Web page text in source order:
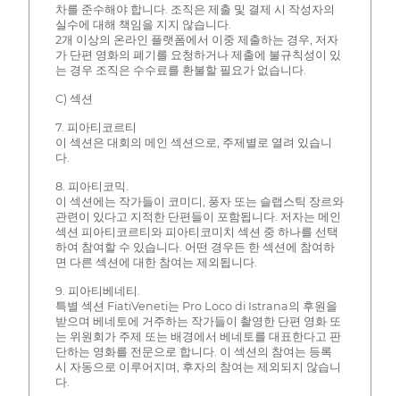
차를 준수해야 합니다. 조직은 제출 및 결제 시 작성자의
실수에 대해 책임을 지지 않습니다.
2개 이상의 온라인 플랫폼에서 이중 제출하는 경우, 저자
가 단편 영화의 폐기를 요청하거나 제출에 불규칙성이 있
는 경우 조직은 수수료를 환불할 필요가 없습니다.
C) 섹션
7. 피아티코르티
이 섹션은 대회의 메인 섹션으로, 주제별로 열려 있습니
다.
8. 피아티코믹.
이 섹션에는 작가들이 코미디, 풍자 또는 슬랩스틱 장르와
관련이 있다고 지적한 단편들이 포함됩니다. 저자는 메인
섹션 피아티코르티와 피아티코미치 섹션 중 하나를 선택
하여 참여할 수 있습니다. 어떤 경우든 한 섹션에 참여하
면 다른 섹션에 대한 참여는 제외됩니다.
9. 피아티베네티.
특별 섹션 FiatiVeneti는 Pro Loco di Istrana의 후원을
받으며 베네토에 거주하는 작가들이 촬영한 단편 영화 또
는 위원회가 주제 또는 배경에서 베네토를 대표한다고 판
단하는 영화를 전문으로 합니다. 이 섹션의 참여는 등록
시 자동으로 이루어지며, 후자의 참여는 제외되지 않습니
다.